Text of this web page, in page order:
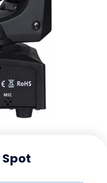
Spot